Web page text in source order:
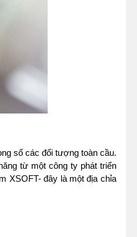
số các đối tượng toàn cầu.
từ một công ty phát triển
XSOFT- đây là một địa chỉa